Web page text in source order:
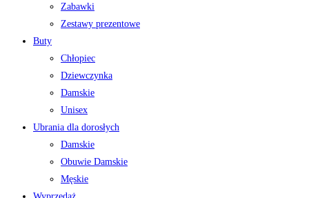
Zabawki
Zestawy prezentowe
Buty
Chłopiec
Dziewczynka
Damskie
Unisex
Ubrania dla dorosłych
Damskie
Obuwie Damskie
Męskie